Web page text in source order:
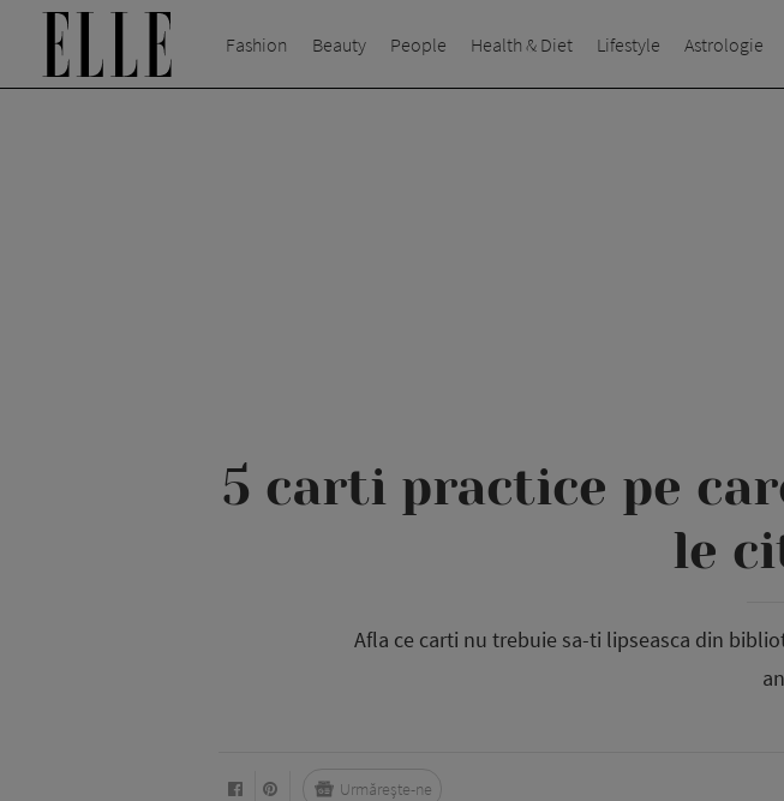
Fashion Beauty People Health & Diet Lifestyle Astrologie
5 carti practice pe
le
Afla ce carti nu trebuie sa-ti lipseasca din
Urmărește-ne